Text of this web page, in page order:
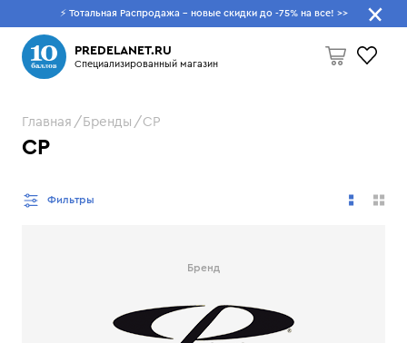
⚡ Тотальная Распродажа - новые скидки до -75% на все! >>
PREDELANET.RU
Специализированный магазин
Пусто
Что будем искать?
Главная Бренды CP
CP
Фильтры
Бренд